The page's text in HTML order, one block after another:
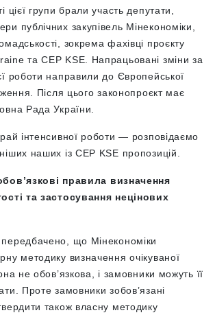
цієї групи брали участь депутати,
публічних закупівель Мінекономіки,
зокрема фахівці проєкту
та СЕР KSE. Напрацьовані зміни за
роботи направили до Європейської
Після цього законопроєкт має
Рада України.
інтенсивної роботи — розповідаємо
наших із СЕР KSE пропозицій.
правила визначення
та застосування нецінових
що Мінекономіки
методику визначення очікуваної
не обов’язкова, і замовники можуть її
Проте замовники зобов’язані
також власну методику